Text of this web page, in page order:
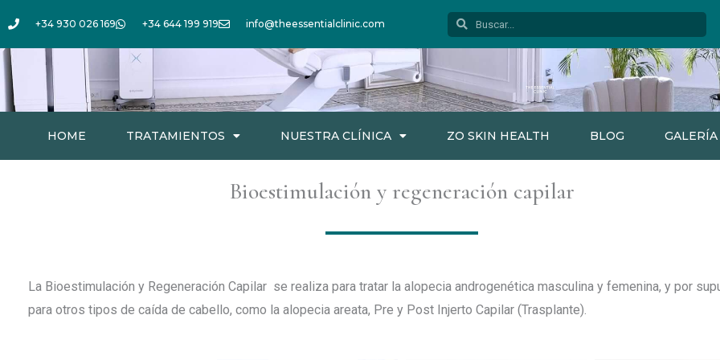
contenido
+34 930 026 169 +34 644 199 919 info@theessentialclinic.com Buscar
Buscar
HOME TRATAMIENTOS NUESTRA CLÍNICA ZO SKIN HEALTH BLOG
Bioestimulación y regeneración capilar
La Bioestimulación y Regeneración Capilar se realiza para tratar la alopecia androgenética masculina y femenina, y por
para otros tipos de caída de cabello, como la alopecia areata, Pre y Post Injerto Capilar (Trasplante).